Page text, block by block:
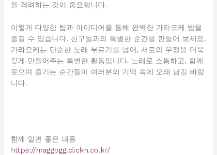
를 격려하는 것이 중요합니다.
이렇게 다양한 팁과 아이디어를 통해 완벽한 가라오케 밤을
즐길 수 있습니다. 친구들과의 특별한 순간을 만들어 보세요.
가라오케는 단순한 노래 부르기를 넘어, 서로의 우정을 더욱
깊게 만들어주는 특별한 활동입니다. 노래로 소통하고, 함께
웃으며 즐기는 순간들이 여러분의 기억 속에 오래 남길 바랍
니다.
함께 알면 좋은 내용
https://maggogg.clickn.co.kr/